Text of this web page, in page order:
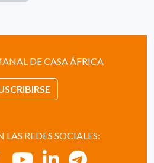
DE CASA ÁFRICA
LAS REDES SOCIALES: